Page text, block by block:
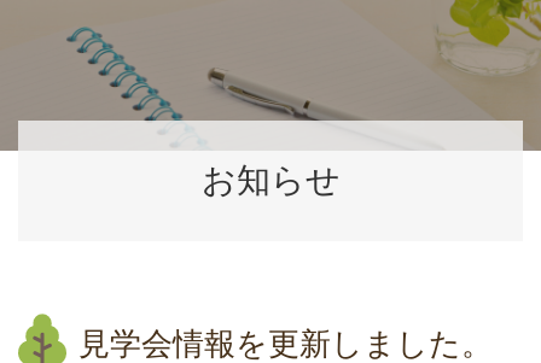
お知らせ
見学会情報を更新しました。